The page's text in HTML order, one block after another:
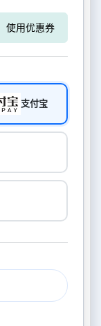
使用优惠券
支付宝